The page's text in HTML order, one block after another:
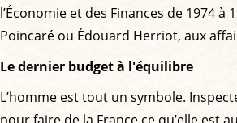
l’Économie et des Finances de 1974
Poincaré ou Édouard Herriot, aux
Le dernier budget à l'équilibre
L’homme est tout un symbole.